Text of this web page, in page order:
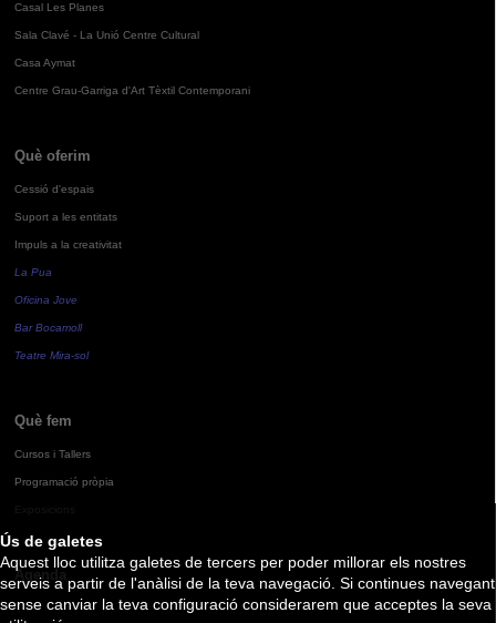
Ús de galetes
Aquest lloc utilitza galetes de tercers per poder millorar els nostres
serveis a partir de l'anàlisi de la teva navegació. Si continues navegant
sense canviar la teva configuració considerarem que acceptes la seva
Casal Les Planes
Sala Clavé - La Unió Centre Cultural
Casa Aymat
Centre Grau-Garriga d'Art Tèxtil Contemporani
Què oferim
Cessió d'espais
Suport a les entitats
Impuls a la creativitat
La Pua
Oficina Jove
Bar Bocamoll
Teatre Mira-sol
Què fem
Cursos i Tallers
Programació pròpia
Agenda